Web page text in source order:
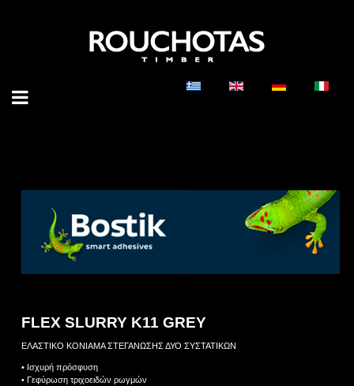
FLEX SLURRY K11 GREY
ΕΛΑΣΤΙΚΟ ΚΟΝΙΑΜΑ ΣΤΕΓΑΝΩΣΗΣ ΔΥΟ ΣΥΣΤΑΤΙΚΩΝ
• Ισχυρή πρόσφυση
• Γεφύρωση τριχοειδών ρωγμών